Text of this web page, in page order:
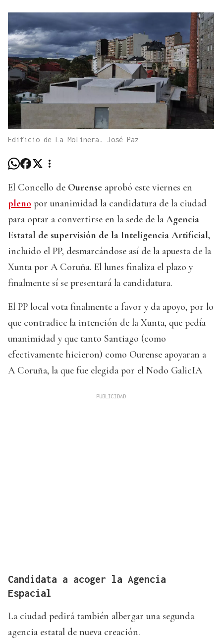
Edificio de La Molinera. José Paz
El Concello de Ourense aprobó este viernes en
pleno por unanimidad la candidatura de la ciudad
para optar a convertirse en la sede de la Agencia
Estatal de supervisión de la Inteligencia Artificial,
incluido el PP, desmarcándose así de la apuesta de la
Xunta por A Coruña. El lunes finaliza el plazo y
finalmente sí se presentará la candidatura.
El PP local vota finalmente a favor y da apoyo, por lo
que contradice la intención de la Xunta, que pedía
unanimidad y que tanto Santiago (como
efectivamente hicieron) como Ourense apoyaran a
A Coruña, la que fue elegida por el Nodo GalicIA
Candidata a acoger la Agencia
Espacial
La ciudad pedirá también albergar una segunda
agencia estatal de nueva creación.